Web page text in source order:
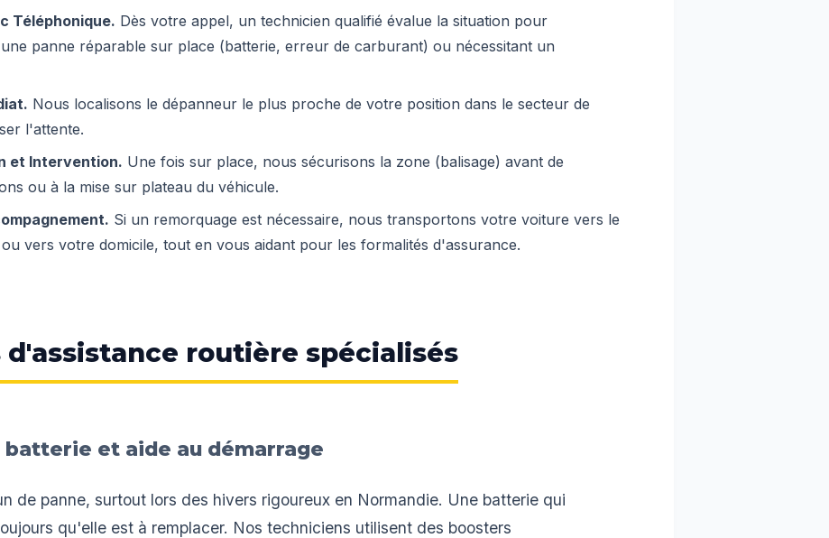
Téléphonique. Dès votre appel, un technicien qualifié évalue la situation pour
panne réparable sur place (batterie, erreur de carburant) ou nécessitant un
Nous localisons le dépanneur le plus proche de votre position dans le secteur de
l'attente.
et Intervention. Une fois sur place, nous sécurisons la zone (balisage) avant de
ou à la mise sur plateau du véhicule.
Si un remorquage est nécessaire, nous transportons votre voiture vers le
vers votre domicile, tout en vous aidant pour les formalités d'assurance.
d'assistance routière spécialisés
batterie et aide au démarrage
de panne, surtout lors des hivers rigoureux en Normandie. Une batterie qui
qu'elle est à remplacer. Nos techniciens utilisent des boosters